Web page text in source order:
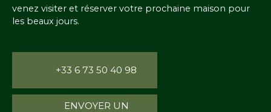
venez visiter et réserver votre prochaine maison pour
les beaux jours.
+33 6 73 50 40 98
ENVOYER UN